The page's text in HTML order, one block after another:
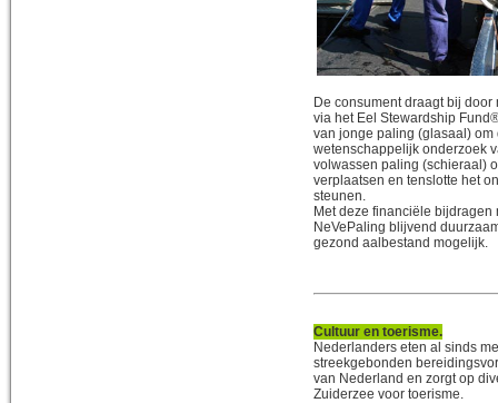
De consument draagt bij
via het Eel Stewardship
van jonge paling (glasaal) om
wetenschappelijk onderzoek
volwassen paling (schieraal)
verplaatsen en tenslotte het
steunen.
Met deze financiële bijdragen
NeVePaling blijvend
gezond aalbestand mogelijk.
Cultuur en toerisme.
Nederlanders eten al sinds
streekgebonden
van Nederland en zorgt op
Zuiderzee voor toerisme.